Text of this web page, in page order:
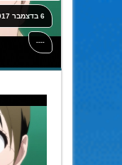
6 בדצמבר 2017
----